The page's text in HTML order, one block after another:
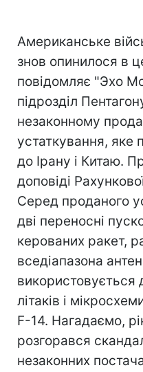
Американське
знов опинилося в
повідомляє "Эхо
підрозділ
незаконному
устаткування, яке
до Ірану і Китаю.
доповіді
Серед проданого
дві переносні
керованих ракет,
вседіапазона
використовується
літаків і
F-14. Нагадаємо,
розгорався
незаконних